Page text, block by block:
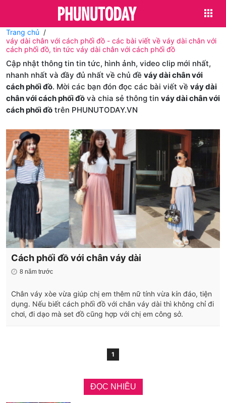
Trang chủ
váy dài chân với cách phối đồ - các bài viết về váy dài chân với
cách phối đồ, tin tức váy dài chân với cách phối đồ
Cập nhật thông tin tin tức, hình ảnh, video clip mới nhất,
nhanh nhất và đầy đủ nhất về chủ đề váy dài chân với
cách phối đồ. Mời các bạn đón đọc các bài viết về váy dài
chân với cách phối đồ và chia sẻ thông tin váy dài chân với
cách phối đồ trên PHUNUTODAY.VN
Cách phối đồ với chân váy dài
8 năm trước
Chân váy xòe vừa giúp chị em thêm nữ tính vừa kín đáo, tiện
dụng. Nếu biết cách phối đồ với chân váy dài thì không chỉ đi
chơi, đi dạo mà set đồ cũng hợp với chị em công sở.
1
ĐỌC NHIỀU